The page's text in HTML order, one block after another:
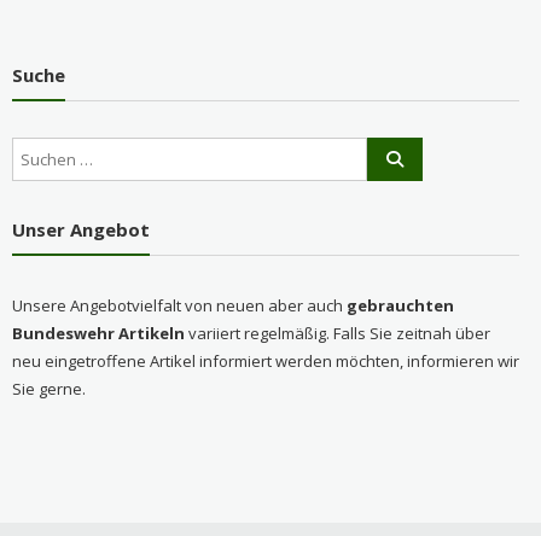
Suche
Unser Angebot
Unsere Angebotvielfalt von neuen aber auch gebrauchten
Bundeswehr Artikeln variiert regelmäßig. Falls Sie zeitnah über
neu eingetroffene Artikel informiert werden möchten, informieren wir
Sie gerne.